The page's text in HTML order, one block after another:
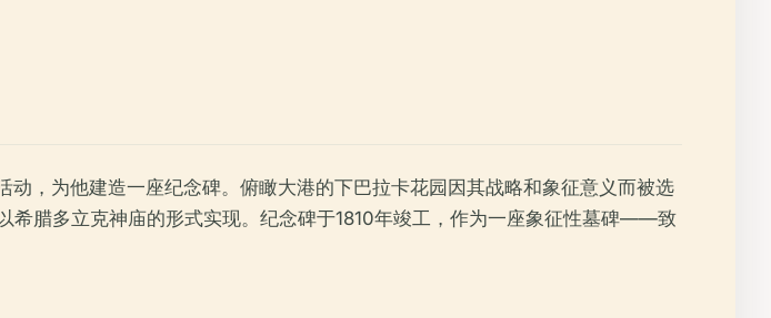
，为他建造一座纪念碑。俯瞰大港的下巴拉卡花园因其战略和象征意义而被选
希腊多立克神庙的形式实现。纪念碑于1810年竣工，作为一座象征性墓碑——致